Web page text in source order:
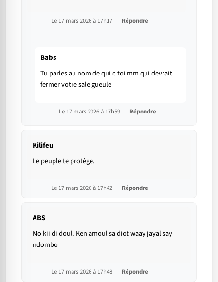
Le 17 mars 2026 à 17h17 Répondre
Babs
Tu parles au nom de qui c toi mm qui devrait
fermer votre sale gueule
Le 17 mars 2026 à 17h59 Répondre
Kilifeu
Le peuple te protège.
Le 17 mars 2026 à 17h42 Répondre
ABS
Mo kii di doul. Ken amoul sa diot waay jayal say
ndombo
Le 17 mars 2026 à 17h48 Répondre